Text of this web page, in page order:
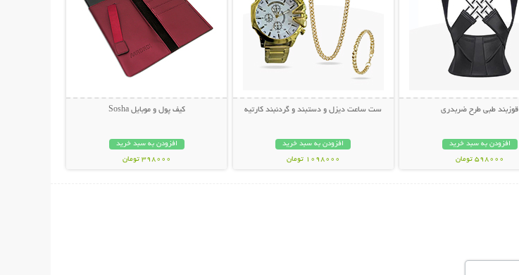
قوزبند طبی طرح ضربدری
افزودن به سبد خرید
598000 تومان
ست ساعت دیزل و دستبند و گردنبند کارتیه
افزودن به سبد خرید
1098000 تومان
کیف پول و موبایل Sosha
افزودن به سبد خرید
398000 تومان